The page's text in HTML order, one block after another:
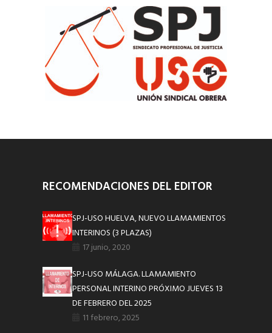
RECOMENDACIONES DEL EDITOR
SPJ-USO HUELVA, NUEVO LLAMAMIENTOS
INTERINOS (3 PLAZAS)
17 junio, 2020
SPJ-USO MÁLAGA. LLAMAMIENTO
PERSONAL INTERINO PRÓXIMO JUEVES 13
DE FEBRERO DEL 2025
11 febrero, 2025